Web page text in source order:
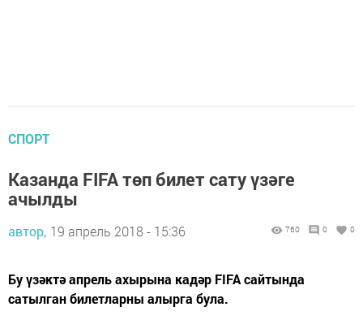
СПОРТ
Казанда FIFA төп билет сату үзәге
ачылды
автор, 19 апрель 2018 - 15:36 760 0 0
Бу үзәктә апрель ахырына кадәр FIFA сайтында
сатылган билетларны алырга була.